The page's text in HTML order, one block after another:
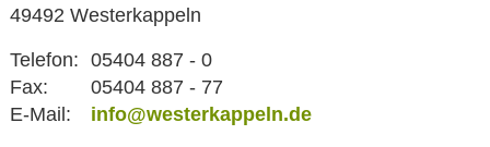
49492 Westerkappeln
Telefon: 05404 887 - 0
Fax:
05404 887 - 77
E-Mail:
info@westerkappeln.de